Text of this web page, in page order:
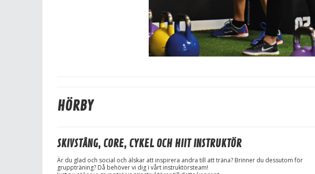
HÖRBY
SKIVSTÅNG, CORE, CYKEL OCH HIIT INSTRUKTÖR
Är du glad och social och älskar att inspirera andra till att träna? Brinner du dessutom för
gruppträning? Då behöver vi dig i vårt instruktörsteam!